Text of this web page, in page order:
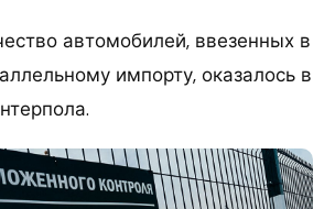
автомобилей, ввезенных в
импорту, оказалось в